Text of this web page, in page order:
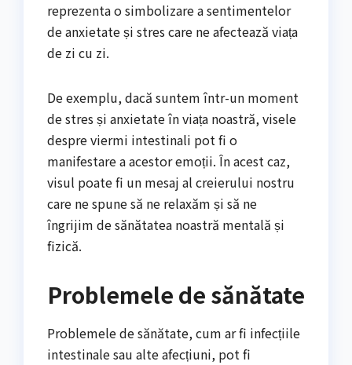
reprezenta o simbolizare a sentimentelor
de anxietate și stres care ne afectează viața
de zi cu zi.
De exemplu, dacă suntem într-un moment
de stres și anxietate în viața noastră, visele
despre viermi intestinali pot fi o
manifestare a acestor emoții. În acest caz,
visul poate fi un mesaj al creierului nostru
care ne spune să ne relaxăm și să ne
îngrijim de sănătatea noastră mentală și
fizică.
Problemele de sănătate
Problemele de sănătate, cum ar fi infecțiile
intestinale sau alte afecțiuni, pot fi